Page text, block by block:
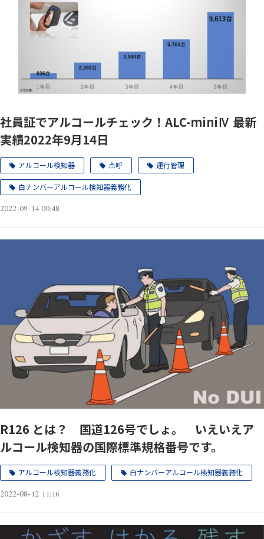
社員証でアルコールチェック！ALC-miniⅣ 最新
実績2022年9月14日
アルコール検知器 点呼 運行管理
白ナンバーアルコール検知器義務化
2022-09-14 00:48
R126 とは？ 国道126号でしょ。 いえいえア
ルコール検知器の国際標準規格番号です。
アルコール検知器義務化 白ナンバーアルコール検知器義務化
2022-08-12 11:16